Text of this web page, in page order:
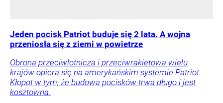
Jeden pocisk Patriot buduje się 2 lata. A wojna
przeniosła się z ziemi w powietrze
Obrona przeciwlotnicza i przeciwrakietowa wielu
krajów opiera się na amerykańskim systemie Patriot.
Kłopot w tym, że budowa pocisków trwa długo i jest
kosztowna.